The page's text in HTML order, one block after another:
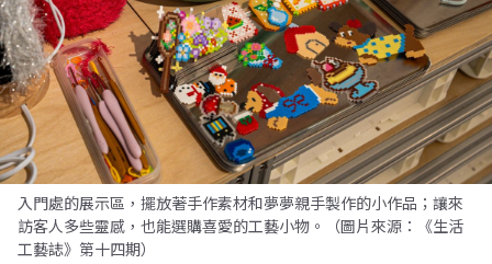
入門處的展示區，擺放著手作素材和夢夢親手製作的小作品；讓來
訪客人多些靈感，也能選購喜愛的工藝小物。（圖片來源：《生活
工藝誌》第十四期）